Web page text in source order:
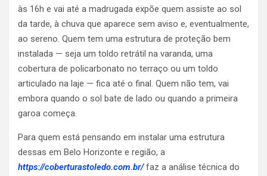
às 16h e vai até a madrugada expõe quem assiste ao sol
da tarde, à chuva que aparece sem aviso e, eventualmente,
ao sereno. Quem tem uma estrutura de proteção bem
instalada — seja um toldo retrátil na varanda, uma
cobertura de policarbonato no terraço ou um toldo
articulado na laje — fica até o final. Quem não tem, vai
embora quando o sol bate de lado ou quando a primeira
garoa começa.
Para quem está pensando em instalar uma estrutura
dessas em Belo Horizonte e região, a
https://coberturastoledo.com.br/faz a análise técnica do